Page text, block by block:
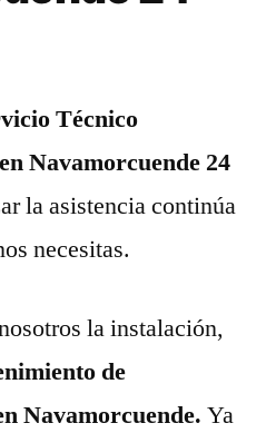
Técnico
Navamorcuende 24
la asistencia continúa
necesitas.
la instalación,
de
Navamorcuende. Ya